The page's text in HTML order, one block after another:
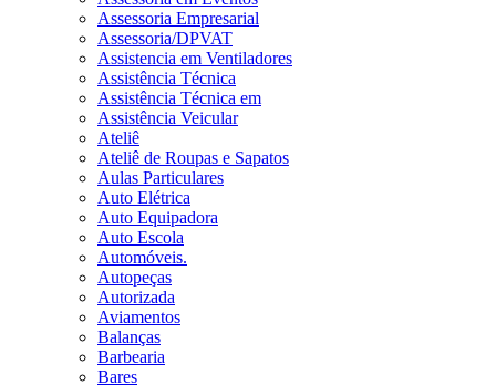
Assessoria Empresarial
Assessoria/DPVAT
Assistencia em Ventiladores
Assistência Técnica
Assistência Técnica em
Assistência Veicular
Ateliê
Ateliê de Roupas e Sapatos
Aulas Particulares
Auto Elétrica
Auto Equipadora
Auto Escola
Automóveis.
Autopeças
Autorizada
Aviamentos
Balanças
Barbearia
Bares